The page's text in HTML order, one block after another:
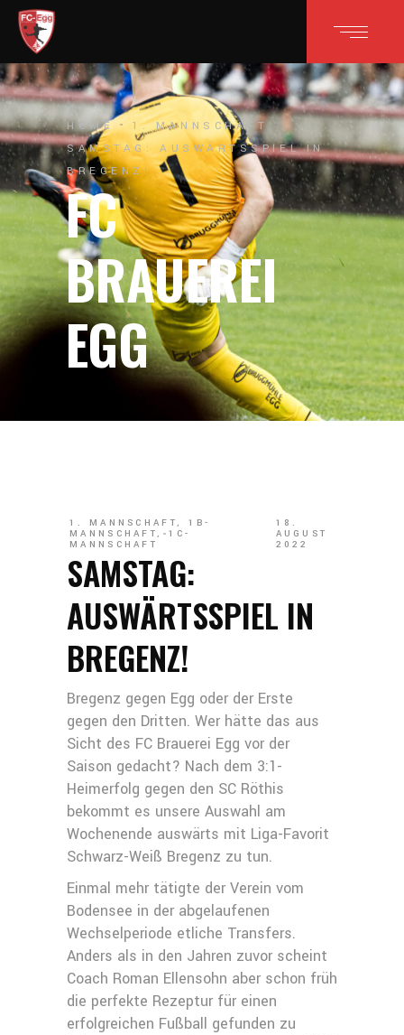
HOME
1. MANNSCHAFT
SAMSTAG: AUSWÄRTSSPIEL IN
BREGENZ!
FC
BRAUEREI
EGG
1. MANNSCHAFT, 1B-
MANNSCHAFT, 1C-
MANNSCHAFT
18.
AUGUST
2022
SAMSTAG:
AUSWÄRTSSPIEL IN
BREGENZ!
Bregenz gegen Egg oder der Erste
gegen den Dritten. Wer hätte das aus
Sicht des FC Brauerei Egg vor der
Saison gedacht? Nach dem 3:1-
Heimerfolg gegen den SC Röthis
bekommt es unsere Auswahl am
Wochenende auswärts mit Liga-Favorit
Schwarz-Weiß Bregenz zu tun.
Einmal mehr tätigte der Verein vom
Bodensee in der abgelaufenen
Wechselperiode etliche Transfers.
Anders als in den Jahren zuvor scheint
Coach Roman Ellensohn aber schon früh
die perfekte Rezeptur für einen
erfolgreichen Fußball gefunden zu